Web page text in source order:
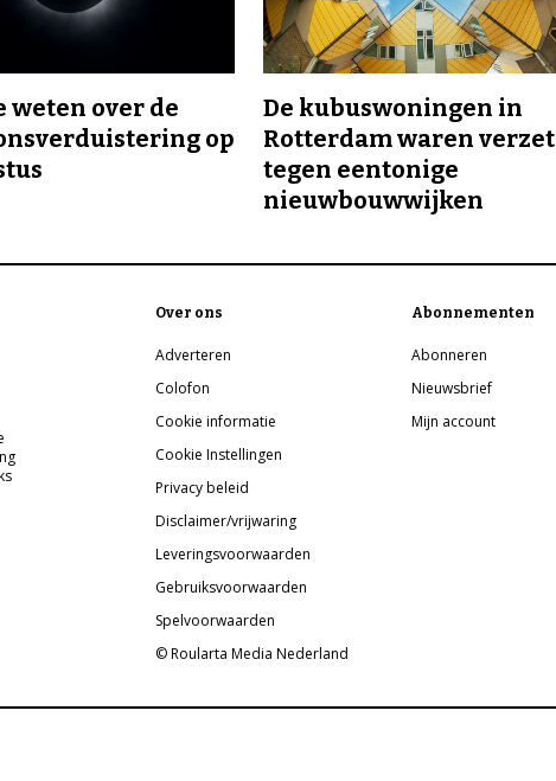
weten over de
op
De kubuswoningen in
Rotterdam waren verzet
tegen eentonige
nieuwbouwwijken
Over ons
Adverteren
Colofon
Cookie informatie
Cookie Instellingen
Privacy beleid
Disclaimer/vrijwaring
Leveringsvoorwaarden
Gebruiksvoorwaarden
Spelvoorwaarden
© Roularta Media Nederland
Abonnementen
Abonneren
Nieuwsbrief
Mijn account